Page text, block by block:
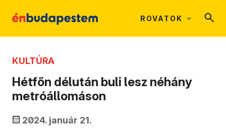
ROVATOK
KULTÚRA
Hétfőn délután buli lesz néhány
metróállomáson
2024. január 21.